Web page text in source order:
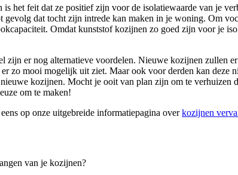
het feit dat ze positief zijn voor de isolatiewaarde van je
gevolg dat tocht zijn intrede kan maken in je woning. Om
Omdat kunststof kozijnen zo goed zijn voor je
zijn er nog alternatieve voordelen. Nieuwe kozijnen zullen
zo mooi mogelijk uit ziet. Maar ook voor derden kan deze
kozijnen. Mocht je ooit van plan zijn om te
om te maken!
op onze uitgebreide informatiepagina overkozijnen
van je kozijnen?